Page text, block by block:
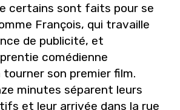
certains sont faits pour se
François, qui travaille
de publicité, et
comédienne
son premier film.
minutes séparent leurs
et leur arrivée dans la rue